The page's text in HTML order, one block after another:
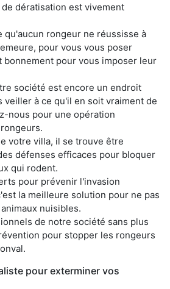
dératisation est vivement
qu'aucun rongeur ne réussisse à
pour vous vous poser
bonnement pour vous imposer leur
société est encore un endroit
veiller à ce qu'il en soit vraiment de
nous pour une opération
votre villa, il se trouve être
défenses efficaces pour bloquer
qui rodent.
pour prévenir l'invasion
la meilleure solution pour ne pas
nuisibles.
de notre société sans plus
pour stopper les rongeurs
pour exterminer vos